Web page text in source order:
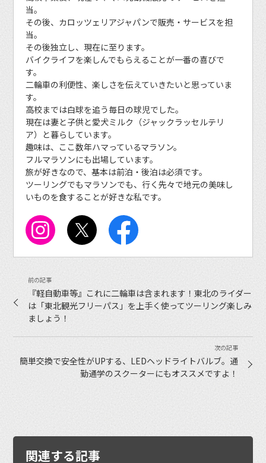
当。
その後、カロッツェリアジャパンで販売・サービスを担
当。
その後独立し、現在に至ります。
バイクライフを楽しんでもらえることが一番の喜びで
す。
二輪車の利便性、楽しさを伝えていきたいと思っていま
す。
高校までは白球を追う毎日の球児でした。
現在は妻と子供と愛犬ミルク（ジャックラッセルテリ
ア）と暮らしています。
趣味は、ここ数年ハマっているマラソン。
フルマラソンにも出場しています。
旅が好きなので、基本は前泊・後泊は必須です。
ツーリングでもマラソンでも、行く先々で地元の美味し
いものを食することが好きな私です。
『軽自動車等』これに二輪車は含まれます！東北のライダー
は「東北観光フリーパス」を上手く使ってツーリング楽しみ
ましょう！
簡単交換で安全性がUPする、LEDヘッドライトバルブ。通
勤通学のスクーターにもオススメですよ！
関連する記事